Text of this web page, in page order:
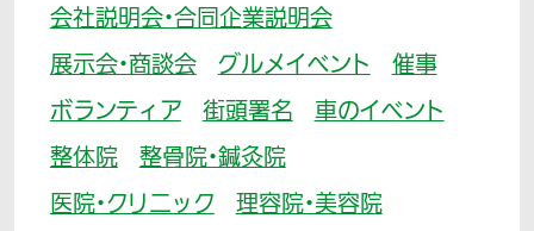
会社説明会・合同企業説明会
展示会・商談会
グルメイベント
催事
ボランティア
街頭署名
車のイベント
整体院
整骨院・鍼灸院
医院・クリニック
理容院・美容院